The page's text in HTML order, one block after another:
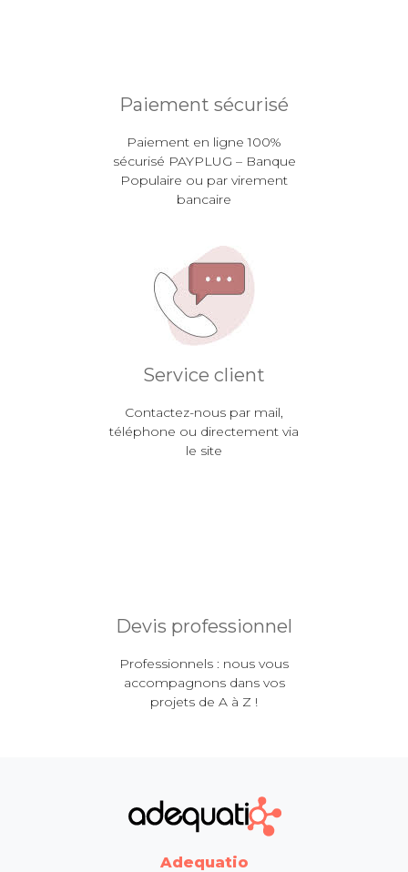
Paiement sécurisé
Paiement en ligne 100%
sécurisé PAYPLUG – Banque
Populaire ou par virement
bancaire
Service client
Contactez-nous par mail,
téléphone ou directement via
le site
Devis professionnel
Professionnels : nous vous
accompagnons dans vos
projets de A à Z !
Adequatio